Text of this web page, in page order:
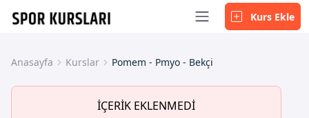
Kurs Ekle
Anasayfa Kurslar Pomem - Pmyo - Bekçi
İÇERİK EKLENMEDİ